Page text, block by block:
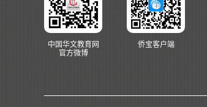
中国华文教育网
官方微博
侨宝客户端